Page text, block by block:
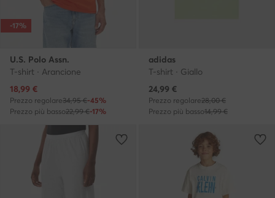
-17%
U.S. Polo Assn.
T-shirt · Arancione
Prezzo attuale
18,99 €
Prezzo regolare34,95 €-45%
Prezzo più basso22,99 €-17%
adidas
T-shirt · Giallo
Prezzo attuale
24,99 €
Prezzo regolare28,00 €
Prezzo più basso14,99 €